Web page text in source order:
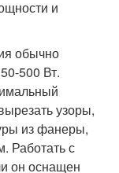
и
обычно
500 Вт.
узоры,
из фанеры,
Работать с
он оснащен